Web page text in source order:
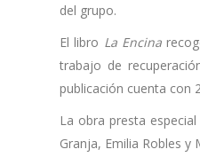
del grupo.
El libro La Encina
trabajo de
publicación cuenta con
La obra presta
Granja, Emilia Robles y